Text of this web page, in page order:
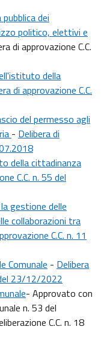
dei
politico, elettivi e
di approvazione C.C.
della
di approvazione C.C.
del permesso agli
- Delibera di
della cittadinanza
C.C. n. 55 del
gestione delle
collaborazioni tra
C.C. n. 11
Comunale - Delibera
23/12/2022
- Approvato con
n. 53 del
C.C. n. 18